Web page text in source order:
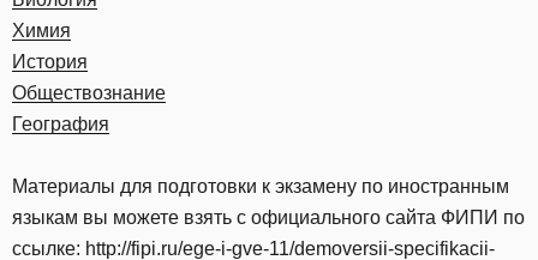
Химия
История
Обществознание
География
Материалы для подготовки к экзамену по иностранным
языкам вы можете взять с официального сайта ФИПИ по
ссылке: http://fipi.ru/ege-i-gve-11/demoversii-specifikacii-